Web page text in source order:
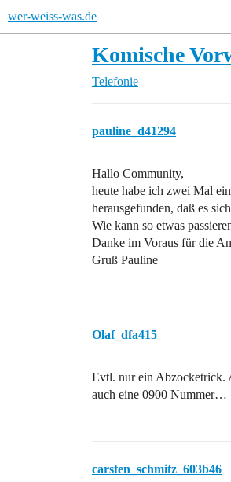
wer-weiss-was.de
Komische
Telefonie
pauline_d41294
Hallo Community,
heute habe ich zwei Mal
herausgefunden, daß es
Wie kann so etwas
Danke im Voraus für die
Gruß Pauline
Olaf_dfa415
Evtl. nur ein Abzocketrick.
auch eine 0900 Nummer…
carsten_schmitz_603b46